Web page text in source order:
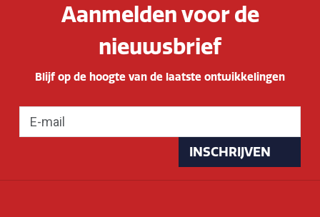
Aanmelden voor de
nieuwsbrief
Blijf op de hoogte van de laatste ontwikkelingen
INSCHRIJVEN